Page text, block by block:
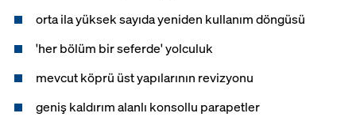
orta ila yüksek sayıda yeniden kullanım döngüsü
'her bölüm bir seferde' yolculuk
mevcut köprü üst yapılarının revizyonu
geniş kaldırım alanlı konsollu parapetler